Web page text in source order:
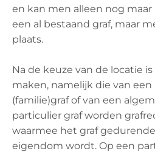
en kan men alleen nog
een al bestaand graf, maar
plaats.
Na de keuze van de locatie
maken, namelijk die van
(familie)graf of van een
particulier graf worden
waarmee het graf
eigendom wordt. Op een